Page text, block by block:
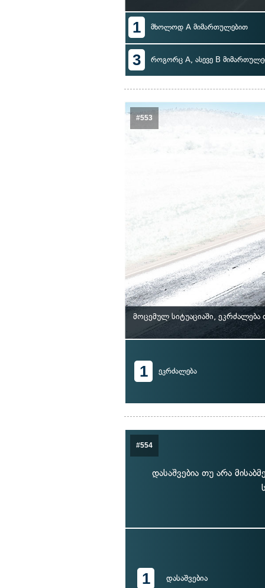
1 მხოლოდ A მიმართულებით
3 როგორც A, ასევე B
#553
მოცემულ სიტუაციაში,
1 ეკრძალება
#554
დასაშვებია თუ არა
1 დასაშვებია